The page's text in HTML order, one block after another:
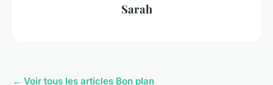
Sarah
← Voir tous les articles Bon plan